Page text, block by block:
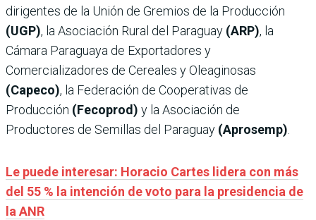
dirigentes de la Unión de Gremios de la Producción
(UGP), la Asociación Rural del Paraguay (ARP), la
Cámara Paraguaya de Exportadores y
Comercializadores de Cereales y Oleaginosas
(Capeco), la Federación de Cooperativas de
Producción (Fecoprod) y la Asociación de
Productores de Semillas del Paraguay (Aprosemp).
Le puede interesar: Horacio Cartes lidera con más
del 55 % la intención de voto para la presidencia de
la ANR